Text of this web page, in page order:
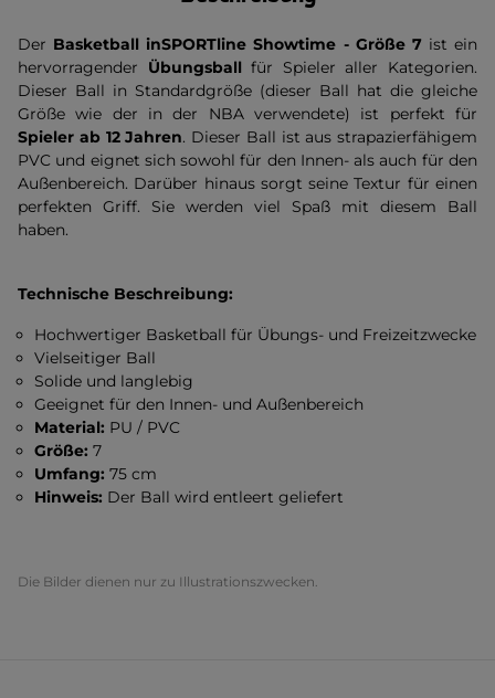
Der Basketball inSPORTline Showtime - Größe 7ist ein
hervorragender Übungsballfür Spieler aller Kategorien.
Dieser Ball in Standardgröße (dieser Ball hat die gleiche
Größe wie der in der NBA verwendete) ist perfekt für
Spieler ab 12 Jahren. Dieser Ball ist aus strapazierfähigem
PVC und eignet sich sowohl für den Innen- als auch für den
Außenbereich. Darüber hinaus sorgt seine Textur für einen
perfekten Griff. Sie werden viel Spaß mit diesem Ball
haben.
Technische Beschreibung:
Hochwertiger Basketball für Übungs- und Freizeitzwecke
Vielseitiger Ball
Solide und langlebig
Geeignet für den Innen- und Außenbereich
Material: PU / PVC
Größe: 7
Umfang: 75 cm
Hinweis: Der Ball wird entleert geliefert
Die Bilder dienen nur zu Illustrationszwecken.